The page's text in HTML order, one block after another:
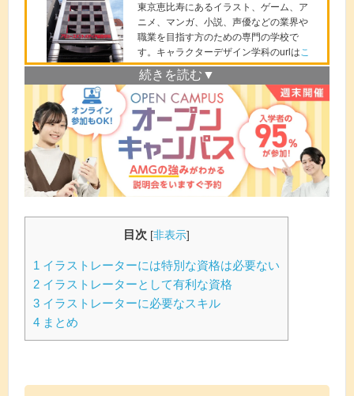
東京恵比寿にあるイラスト、ゲーム、ア
ニメ、マンガ、小説、声優などの業界や
職業を目指す方のための専門の学校で
す。キャラクターデザイン学科のurlは こ
ちら。
１年次は基礎画力の徹底と、応用した表
現力を向上し、２年次で就職・デビュー
を意識したエンターテイメント性を高め
るカリキュラムで、２年で未経験者をプ
ロとして育成していきます。
体験説明会では、キャラクターデザイン
のプロからイラストの書き方など学べま
すので、ご興味がある方は、是非一度参
ちら
目次 [非表示]
1 イラストレーターには特別な資格は必要ない
2 イラストレーターとして有利な資格
3 イラストレーターに必要なスキル
4 まとめ